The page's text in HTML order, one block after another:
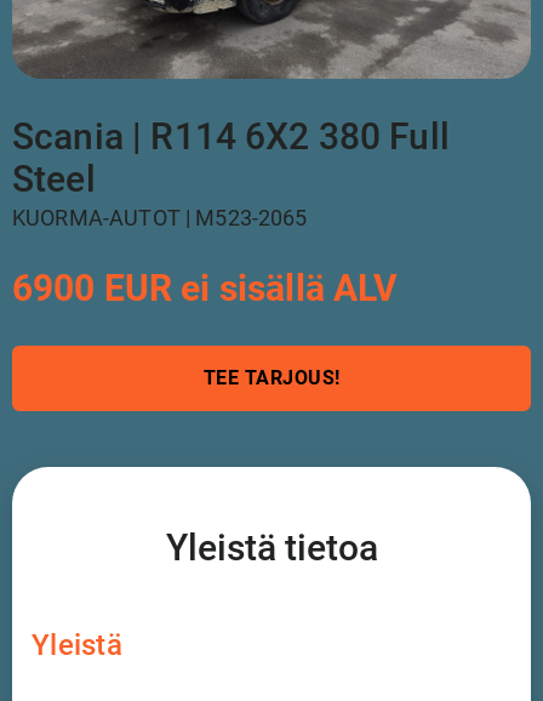
Scania | R114 6X2 380 Full
Steel
KUORMA-AUTOT | M523-2065
6900 EUR ei sisällä ALV
TEE TARJOUS!
Yleistä tietoa
Yleistä